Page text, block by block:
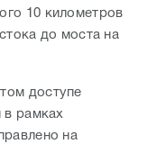
10 километров
до моста на
доступе
в рамках
на